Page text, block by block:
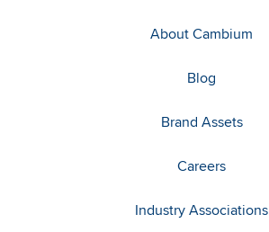
About Cambium
Blog
Brand Assets
Careers
Industry Associations